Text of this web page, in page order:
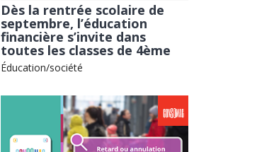
Dès la rentrée scolaire de
septembre, l’éducation
financière s’invite dans
toutes les classes de 4ème
Éducation/société